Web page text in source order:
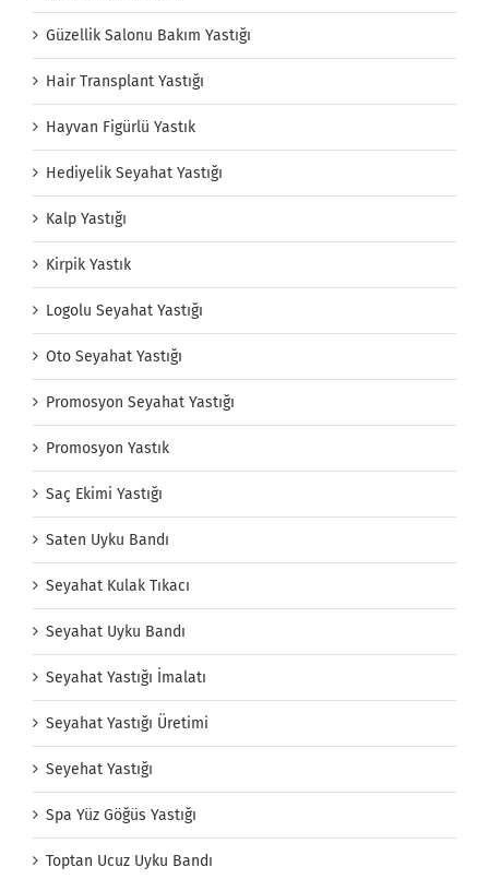
Güzellik Salonu Bakım Yastığı
Hair Transplant Yastığı
Hayvan Figürlü Yastık
Hediyelik Seyahat Yastığı
Kalp Yastığı
Kirpik Yastık
Logolu Seyahat Yastığı
Oto Seyahat Yastığı
Promosyon Seyahat Yastığı
Promosyon Yastık
Saç Ekimi Yastığı
Saten Uyku Bandı
Seyahat Kulak Tıkacı
Seyahat Uyku Bandı
Seyahat Yastığı İmalatı
Seyahat Yastığı Üretimi
Seyehat Yastığı
Spa Yüz Göğüs Yastığı
Toptan Ucuz Uyku Bandı